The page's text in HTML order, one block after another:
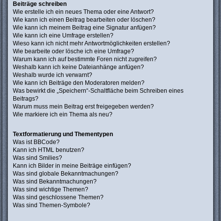
Beiträge schreiben
Wie erstelle ich ein neues Thema oder eine Antwort?
Wie kann ich einen Beitrag bearbeiten oder löschen?
Wie kann ich meinem Beitrag eine Signatur anfügen?
Wie kann ich eine Umfrage erstellen?
Wieso kann ich nicht mehr Antwortmöglichkeiten erstellen?
Wie bearbeite oder lösche ich eine Umfrage?
Warum kann ich auf bestimmte Foren nicht zugreifen?
Weshalb kann ich keine Dateianhänge anfügen?
Weshalb wurde ich verwarnt?
Wie kann ich Beiträge den Moderatoren melden?
Was bewirkt die „Speichern“-Schaltfläche beim Schreiben eines
Beitrags?
Warum muss mein Beitrag erst freigegeben werden?
Wie markiere ich ein Thema als neu?
Textformatierung und Thementypen
Was ist BBCode?
Kann ich HTML benutzen?
Was sind Smilies?
Kann ich Bilder in meine Beiträge einfügen?
Was sind globale Bekanntmachungen?
Was sind Bekanntmachungen?
Was sind wichtige Themen?
Was sind geschlossene Themen?
Was sind Themen-Symbole?